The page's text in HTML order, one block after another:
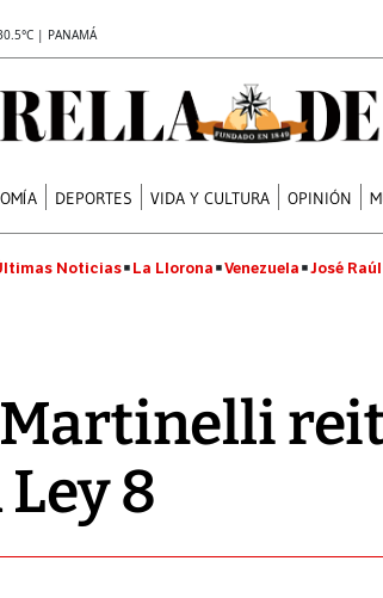
| PANAMÁ
DEPORTES VIDA Y CULTURA OPINIÓN
Noticias La Llorona Venezuela José
8